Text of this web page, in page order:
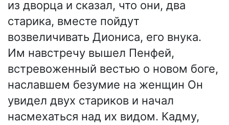
из дворца и сказал, что они, два
старика, вместе пойдут
возвеличивать Диониса, его внука.
Им навстречу вышел Пенфей,
встревоженный вестью о новом боге,
наславшем безумие на женщин Он
увидел двух стариков и начал
насмехаться над их видом. Кадму,